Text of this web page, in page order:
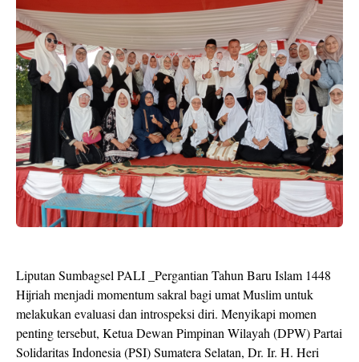
Liputan Sumbagsel PALI _Pergantian Tahun Baru Islam 1448
Hijriah menjadi momentum sakral bagi umat Muslim untuk
melakukan evaluasi dan introspeksi diri. Menyikapi momen
penting tersebut, Ketua Dewan Pimpinan Wilayah (DPW) Partai
Solidaritas Indonesia (PSI) Sumatera Selatan, Dr. Ir. H. Heri